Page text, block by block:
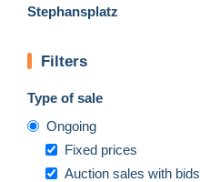
Stephansplatz
Filters
Type of sale
Ongoing
Fixed prices
Auction sales with bids